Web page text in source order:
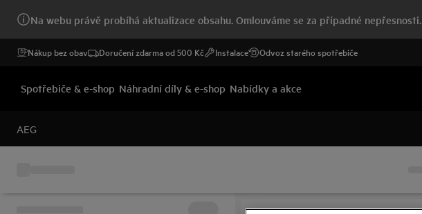
Na webu právě probíhá aktualizace obsahu. Omlouváme se za případné nepřesnosti.
Nákup bez obav Doručení zdarma od 500 Kč Instalace Odvoz starého spotřebiče
Spotřebiče & e-shop Náhradní díly & e-shop Nabídky a akce
AEG